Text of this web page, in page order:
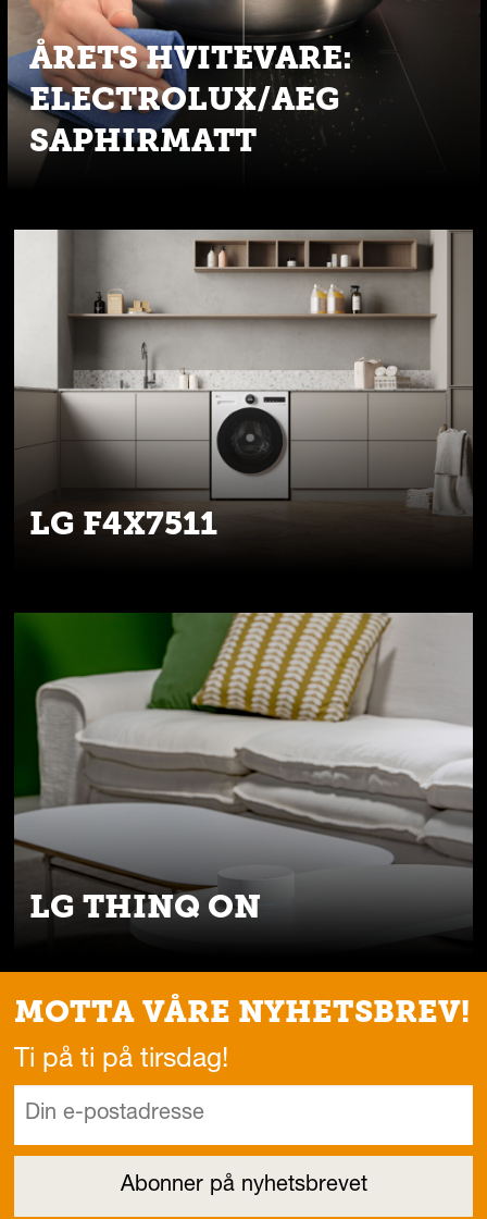
ÅRETS HVITEVARE:
ELECTROLUX/AEG
SAPHIRMATT
LG F4X7511
LG THINQ ON
MOTTA VÅRE NYHETSBREV!
Ti på ti på tirsdag!